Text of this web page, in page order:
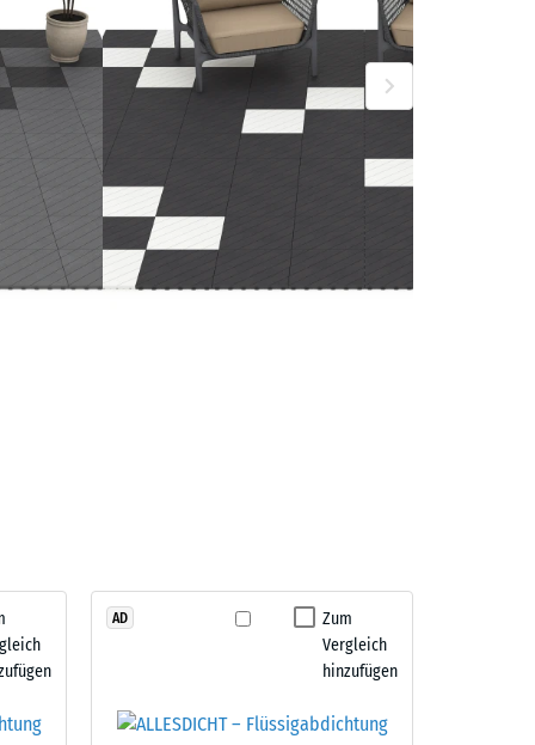
Zum
Vergleich
hinzufügen
AD